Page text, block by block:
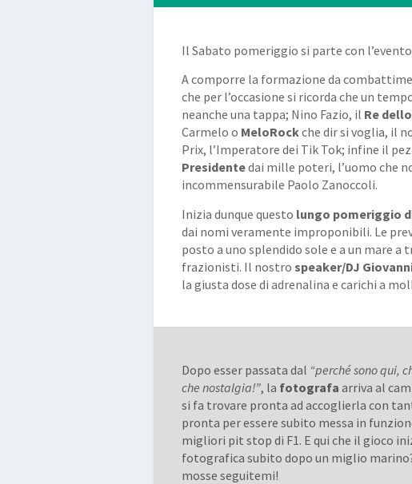
Il Sabato pomeriggio si parte con
A comporre la formazione da
che per l’occasione si ricorda che un
neanche una tappa; Nino Fazio, il Re
Carmelo o MeloRockche dir si voglia, il
Prix, l’Imperatore dei Tik Tok; infine il
Presidentedai mille poteri, l’uomo che
incommensurabile Paolo Zanoccoli.
Inizia dunque questo lungo pomeriggio
dai nomi veramente improponibili. Le
posto a uno splendido sole e a un mare
frazionisti. Il nostrospeaker/DJ
la giusta dose di adrenalina e carichi a
Dopo esser passata dal “perché sono qui,
che nostalgia!”, la fotografa arriva al
si fa trovare pronta ad accoglierla con
pronta per essere subito messa in
migliori pit stop di F1. E qui che il gioco
fotografica subito dopo un miglio
mosse seguitemi!